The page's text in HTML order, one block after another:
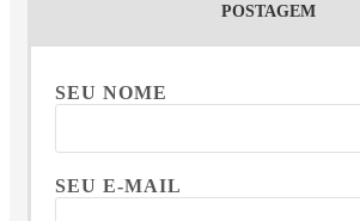
POSTAGEM
SEU NOME
SEU E-MAIL